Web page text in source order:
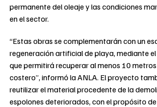
permanente del oleaje y las condiciones
en el sector.
“Estas obras se complementarán con un
regeneración artificial de playa, mediante
que permitirá recuperar al menos 10
costero”, informó la ANLA. El proyecto
reutilizar el material procedente de la
espolones deteriorados, con el propósito